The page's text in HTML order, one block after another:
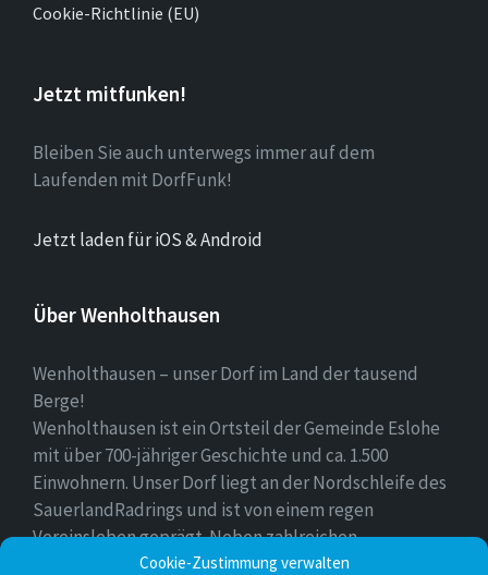
Cookie-Zustimmung verwalten
Cookie-Richtlinie (EU)
Jetzt mitfunken!
Bleiben Sie auch unterwegs immer auf dem
Laufenden mit DorfFunk!
Jetzt laden für iOS & Android
Über Wenholthausen
Wenholthausen – unser Dorf im Land der tausend
Berge!
Wenholthausen ist ein Ortsteil der Gemeinde Eslohe
mit über 700-jähriger Geschichte und ca. 1.500
Einwohnern. Unser Dorf liegt an der Nordschleife des
SauerlandRadrings und ist von einem regen
Vereinsleben geprägt. Neben zahlreichen
Freizeitmöglichkeiten ist unser Ort für sein